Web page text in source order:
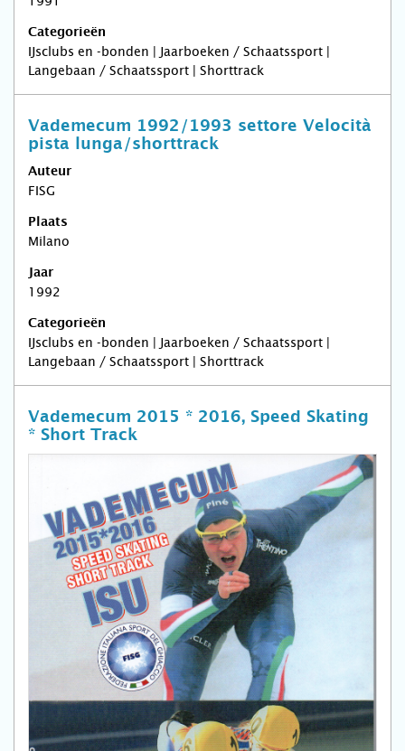
Categorieën
IJsclubs en -bonden | Jaarboeken / Schaatssport |
Langebaan / Schaatssport | Shorttrack
Vademecum 1992/1993 settore Velocità
pista lunga/shorttrack
Auteur
FISG
Plaats
Milano
Jaar
1992
Categorieën
IJsclubs en -bonden | Jaarboeken / Schaatssport |
Langebaan / Schaatssport | Shorttrack
Vademecum 2015 * 2016, Speed Skating
* Short Track